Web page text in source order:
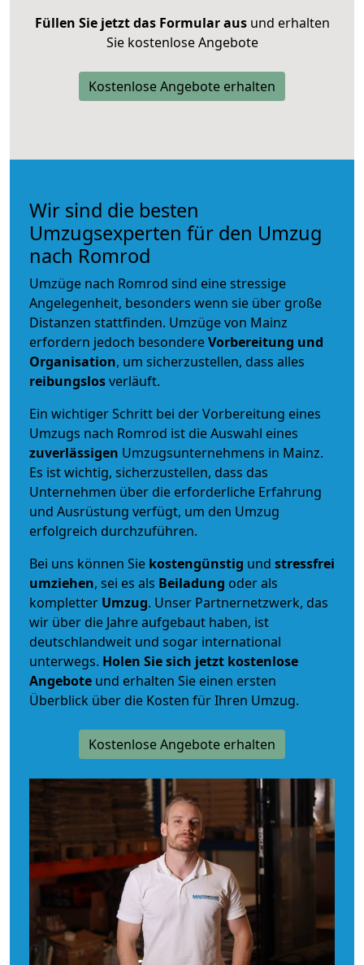
Füllen Sie jetzt das Formular ausund erhalten
Sie kostenlose Angebote
Kostenlose Angebote erhalten
Wir sind die besten
Umzugsexperten für den Umzug
nach Romrod
Umzüge nach Romrod sind eine stressige
Angelegenheit, besonders wenn sie über große
Distanzen stattfinden. Umzüge von Mainz
erfordern jedoch besondereVorbereitung und
Organisation, um sicherzustellen, dass alles
reibungslosverläuft.
Ein wichtiger Schritt bei der Vorbereitung eines
Umzugs nach Romrod ist die Auswahl eines
zuverlässigen Umzugsunternehmens in Mainz.
Es ist wichtig, sicherzustellen, dass das
Unternehmen über die erforderliche Erfahrung
und Ausrüstung verfügt, um den Umzug
erfolgreich durchzuführen.
Bei uns können Sie kostengünstig und stressfrei
umziehen, sei es als Beiladung oder als
kompletter Umzug. Unser Partnernetzwerk, das
wir über die Jahre aufgebaut haben, ist
deutschlandweit und sogar international
unterwegs. Holen Sie sich jetzt kostenlose
Angebote und erhalten Sie einen ersten
Überblick über die Kosten für Ihren Umzug.
Kostenlose Angebote erhalten